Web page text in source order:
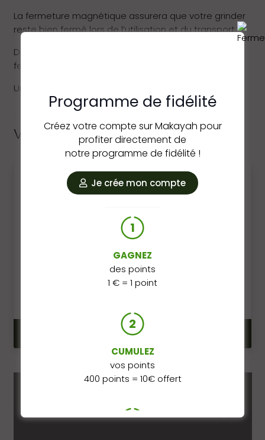
La fermeture magnétique assurera que votre grinder
reste bien fermé lors de l’utilisation et du transport.
Disponible en deux designs aléatoire entre : A. Une
feuille de cannabis et B. L’écusson d’Amsterdam.
Une petite raclette est fournie dans le grinder.
Vous pourriez aussi aimer…
Boite à
infustick
(modèle
aléatoire)
AJOUTER AU
PANIER
Programme de fidélité
Créez votre compte sur Makayah pour
profiter directement de
notre programme de fidélité !
Je crée mon compte
1
GAGNEZ
des points
1 € = 1 point
2
CUMULEZ
vos points
400 points = 10€ offert
3